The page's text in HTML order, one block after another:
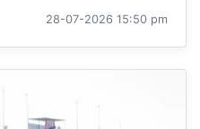
28-07-2026 15:50 pm